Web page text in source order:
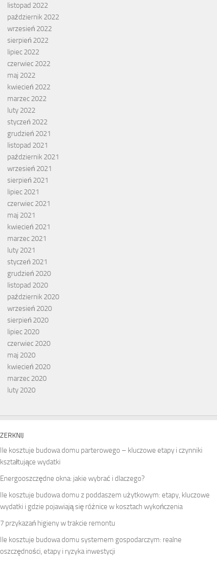
listopad 2022
październik 2022
wrzesień 2022
sierpień 2022
lipiec 2022
czerwiec 2022
maj 2022
kwiecień 2022
marzec 2022
luty 2022
styczeń 2022
grudzień 2021
listopad 2021
październik 2021
wrzesień 2021
sierpień 2021
lipiec 2021
czerwiec 2021
maj 2021
kwiecień 2021
marzec 2021
luty 2021
styczeń 2021
grudzień 2020
listopad 2020
październik 2020
wrzesień 2020
sierpień 2020
lipiec 2020
czerwiec 2020
maj 2020
kwiecień 2020
marzec 2020
luty 2020
ZERKNIJ
Ile kosztuje budowa domu parterowego – kluczowe etapy i czynniki
kształtujące wydatki
Energooszczędne okna: jakie wybrać i dlaczego?
Ile kosztuje budowa domu z poddaszem użytkowym: etapy, kluczowe
wydatki i gdzie pojawiają się różnice w kosztach wykończenia
7 przykazań higieny w trakcie remontu
Ile kosztuje budowa domu systemem gospodarczym: realne
oszczędności, etapy i ryzyka inwestycji